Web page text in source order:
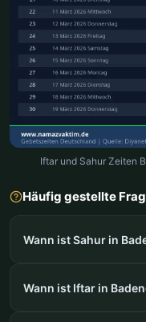
Iftar und Sahur Zeiten
Häufig gestellte
Wann ist Sahur in
Wann ist Iftar in